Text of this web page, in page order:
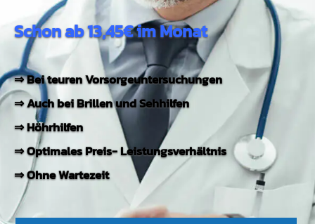
Schon ab 13,45€ im Monat
⇒ Bei teuren Vorsorgeuntersuchungen
⇒ Auch bei Brillen und Sehhilfen
⇒ Höhrhilfen
⇒ Optimales Preis- Leistungsverhältnis
⇒ Ohne Wartezeithier geht es zum lächeln
Jetzt KFZ-Vergleich anfordern
hier ver­gleichen